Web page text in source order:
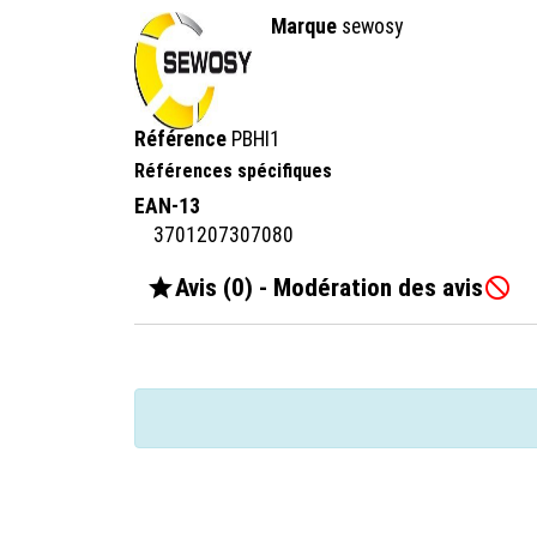
Marque sewosy
Référence PBHI1
Références spécifiques
EAN-13
3701207307080
Avis (0) - Modération des avis